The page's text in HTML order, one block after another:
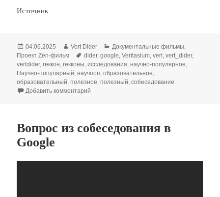
Источник
Опубликовано
04.06.2025 Автор
Vert Dider Рубрики
Документальные фильмы
Проект Zen-фильм
Метки
dider,google ,Veritasium ,vert ,vert_dider,
vertdider,геккон ,гекконы ,исследования ,научно-популярное
Научно-популярный ,научпоп ,образовательное
образовательный ,полезное ,полезный ,собеседование
Добавить комментарий
Вопрос из собеседования в
Google